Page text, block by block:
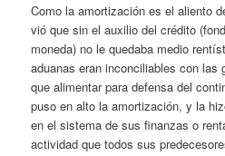
Como la amortización es el aliento
vió que sin el auxilio del crédito
moneda) no le quedaba medio
aduanas eran inconciliables con las
que alimentar para defensa del
puso en alto la amortización, y la
en el sistema de sus finanzas o
actividad que todos sus